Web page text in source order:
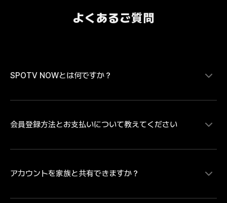
よくあるご質問
SPOTV NOWとは何ですか？
MLB、サウジ・プロフェッショナルリーグの試合をラ
平ら日本を代表するプレイヤーの試合を中心にレギュラ
配信。MLB日本人選手ダイジェスト映像や試合ハイラ
録をしていただければどなたでも無料で視聴いただけま
会員登録方法とお支払いについて教えてください
SPOTV NOWの有料コンテンツをご視聴いただく場
お支払い方法のご登録にあたり Android端末のアプリか
アカウントを家族と共有できますか？